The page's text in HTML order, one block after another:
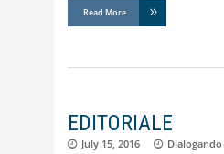
Read More
EDITORIALE
July 15, 2016
Dialogando